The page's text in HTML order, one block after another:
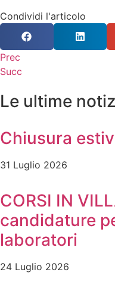
Condividi l'articolo
Prec
Succ
Le ultime
Chiusura
31 Luglio 2026
CORSI IN
candidature
laboratori
24 Luglio 2026